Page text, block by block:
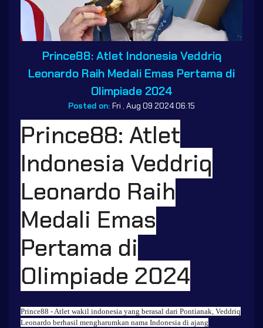
Prince88: Atlet Indonesia Veddriq
Leonardo Raih Medali Emas Pertama di
Olimpiade 2024
Posted on: Fri , Aug 09 2024 06:15
Prince88: Atlet
Indonesia Veddriq
Leonardo Raih
Medali Emas
Pertama di
Olimpiade 2024
Prince88 - Atlet wakil indonesia yang berasal dari Pontianak, Veddriq
Leonardo berhasil mengharumkan nama Indonesia di ajang